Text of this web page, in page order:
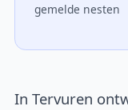
gemelde nesten
In Tervuren